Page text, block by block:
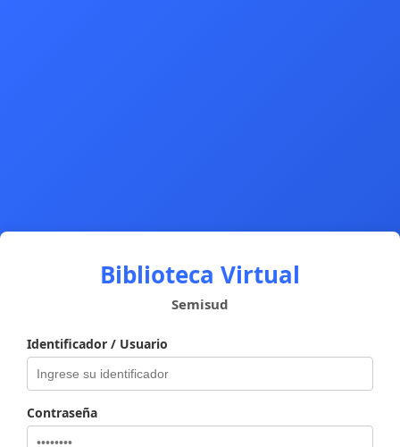
Biblioteca Virtual
Semisud
Identificador / Usuario
Contraseña